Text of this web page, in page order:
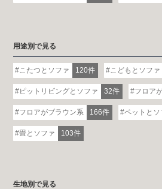
用途別で見る
こたつとソファ 120件 こどもとソファ
ピットリビングとソファ 32件 フロア
フロアがブラウン系 166件 ペットとソ
畳とソファ 103件
生地別で見る